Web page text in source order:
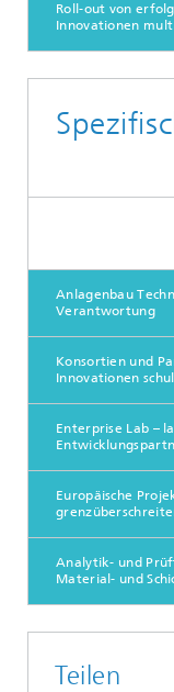
Roll-out von
Innovationen
Anlagenbau
Verantwortung
Konsortien und
Innovationen
Enterprise Lab –
Europäische
Analytik- und
Material- und
Teilen